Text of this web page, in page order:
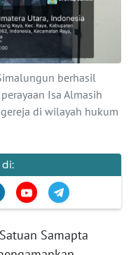
berhasil
Isa Almasih
di wilayah hukum
Samapta